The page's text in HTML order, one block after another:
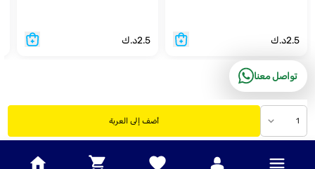
1 أضف إلى العربة
2.5د.ك 2.5د.ك
تواصل معنا